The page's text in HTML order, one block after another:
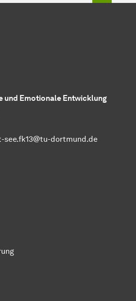
und Emotionale Entwicklung
see.fk13@tu-dortmund.de